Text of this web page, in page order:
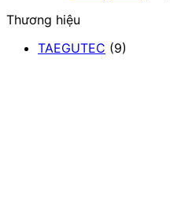
Thương hiệu
TAEGUTEC (9)